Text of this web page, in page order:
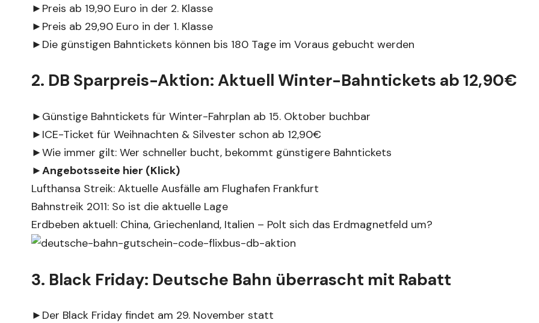
►Preis ab 19,90 Euro in der 2. Klasse
►Preis ab 29,90 Euro in der 1. Klasse
►Die günstigen Bahntickets können bis 180 Tage im Voraus gebucht werden
2. DB Sparpreis-Aktion: Aktuell Winter-Bahntickets ab 12,90€
►Günstige Bahntickets für Winter-Fahrplan ab 15. Oktober buchbar
►ICE-Ticket für Weihnachten & Silvester schon ab 12,90€
►Wie immer gilt: Wer schneller bucht, bekommt günstigere Bahntickets
►Angebotsseite hier (Klick)
Lufthansa Streik: Aktuelle Ausfälle am Flughafen Frankfurt
Bahnstreik 2011: So ist die aktuelle Lage
Erdbeben aktuell: China, Griechenland, Italien – Polt sich das Erdmagnetfeld um?
3. Black Friday: Deutsche Bahn überrascht mit Rabatt
►Der Black Friday findet am 29. November statt